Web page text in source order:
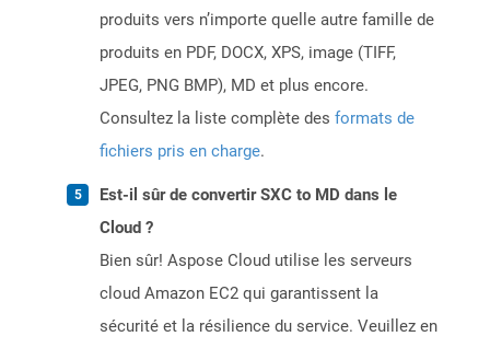
produits vers n’importe quelle autre famille de
produits en PDF, DOCX, XPS, image (TIFF,
JPEG, PNG BMP), MD et plus encore.
Consultez la liste complète des formats de
fichiers pris en charge.
Est-il sûr de convertir SXC to MD dans le
Cloud ?
Bien sûr! Aspose Cloud utilise les serveurs
cloud Amazon EC2 qui garantissent la
sécurité et la résilience du service. Veuillez en